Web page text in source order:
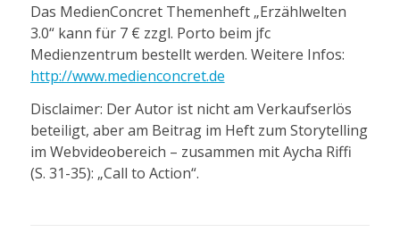
Das MedienConcret Themenheft „Erzählwelten
3.0“ kann für 7 € zzgl. Porto beim jfc
Medienzentrum bestellt werden. Weitere Infos:
http://www.medienconcret.de
Disclaimer: Der Autor ist nicht am Verkaufserlös
beteiligt, aber am Beitrag im Heft zum Storytelling
im Webvideobereich – zusammen mit Aycha Riffi
(S. 31-35): „Call to Action“.